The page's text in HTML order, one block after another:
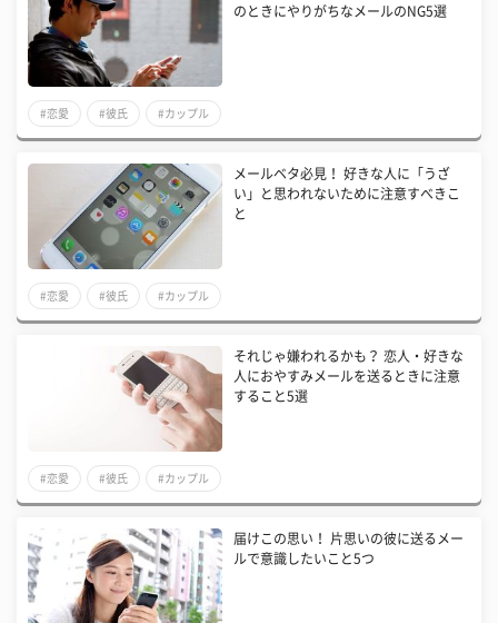
のときにやりがちなメールのNG5選
#恋愛 #彼氏 #カップル
メールベタ必見！ 好きな人に「うざ
い」と思われないために注意すべきこ
と
#恋愛 #彼氏 #カップル
それじゃ嫌われるかも？ 恋人・好きな
人におやすみメールを送るときに注意
すること5選
#恋愛 #彼氏 #カップル
届けこの思い！ 片思いの彼に送るメー
ルで意識したいこと5つ